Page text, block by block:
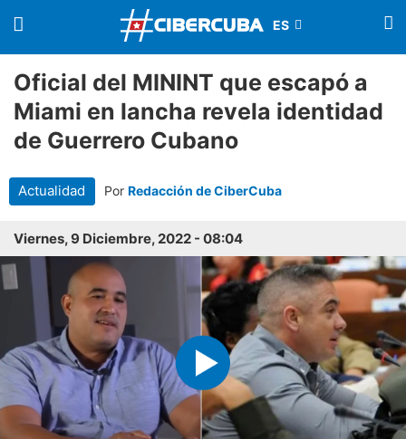
Oficial del MININT que escapó a
Miami en lancha revela identidad
de Guerrero Cubano
Actualidad Por Redacción de CiberCuba
Viernes, 9 Diciembre, 2022 - 08:04